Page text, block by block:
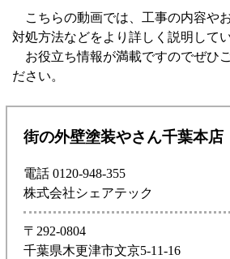
こちらの動画では、工事の内容や
対処方法などをより詳しく説明してい
お役立ち情報が満載ですのでぜひ
ださい。
街の外壁塗装やさん千葉本店
電話 0120-948-355
株式会社シェアテック
〒292-0804
千葉県木更津市文京5-11-16